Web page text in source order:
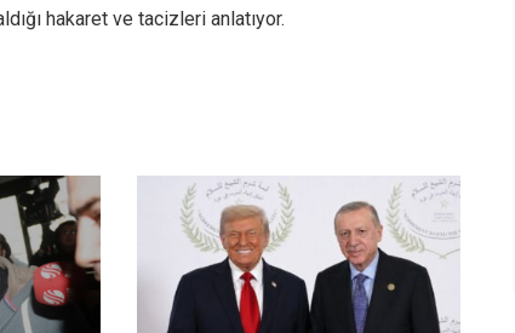
hakaret ve tacizleri anlatıyor.